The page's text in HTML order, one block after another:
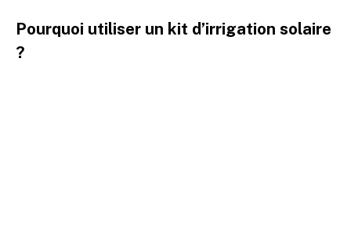
Pourquoi utiliser un kit d’irrigation solaire
?